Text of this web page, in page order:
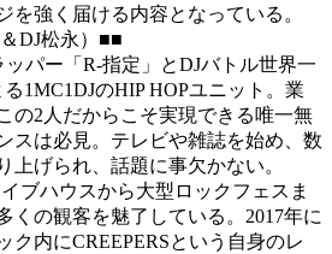
を強く届ける内容となっている。
DJ松永）■■
パー「R-指定」とDJバトル世界一
1MC1DJのHIP HOPユニット。業
の2人だからこそ実現できる唯一無
スは必見。テレビや雑誌を始め、数
上げられ、話題に事欠かない。
ブハウスから大型ロックフェスま
くの観客を魅了している。2017年に
ク内にCREEPERSという自身のレ